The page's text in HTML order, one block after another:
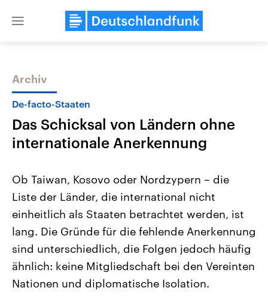
Close
Themen
Landtagswahl Sachsen-Anhalt
2026
Alle Informationen
Sachsen-Anhalt wählt am 6.
September 2026 einen neuen
Landtag. Seit 2021 wird das
Bundesland von einer Koalition aus
CDU, SPD und FDP regiert.-
Umfragen, Prognosen,
USA
Aktuelle Beiträge,
Hintergründe
Wirtschaftlich und
gehören die Vereinigten
den mächtigsten Ländern
mit großem Einfluss auf
Archiv
De-facto-Staaten
Das Schicksal von Ländern ohne
internationale Anerkennung
Ob Taiwan, Kosovo oder Nordzypern – die
Liste der Länder, die international nicht
einheitlich als Staaten betrachtet werden, ist
lang. Die Gründe für die fehlende Anerkennung
sind unterschiedlich, die Folgen jedoch häufig
ähnlich: keine Mitgliedschaft bei den Vereinten
Nationen und diplomatische Isolation.